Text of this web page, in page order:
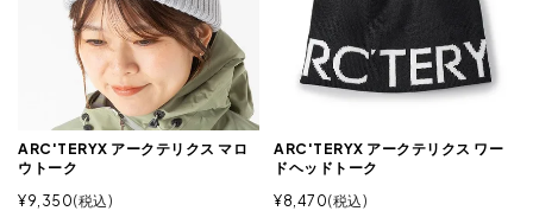
ARC'TERYX アークテリクス マロ
ウトーク
¥9,350 税込
ARC'TERYX アークテリクス ワー
ドヘッドトーク
¥8,470 税込